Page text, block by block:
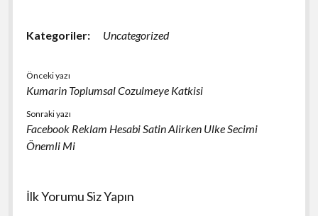
Kategoriler: Uncategorized
Önceki yazı
Kumarin Toplumsal Cozulmeye Katkisi
Sonraki yazı
Facebook Reklam Hesabi Satin Alirken Ulke Secimi
Önemli Mi
İlk Yorumu Siz Yapın